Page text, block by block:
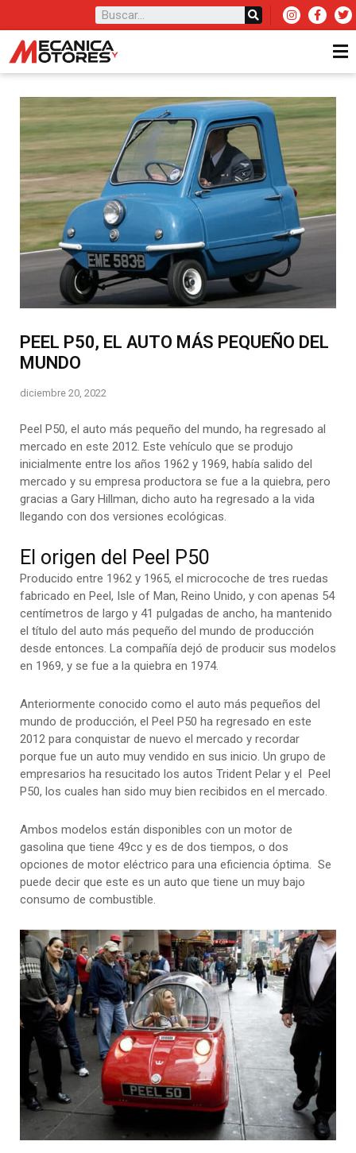
PEEL P50, EL AUTO MÁS PEQUEÑO DEL
MUNDO
diciembre 20, 2022
Peel P50, el auto más pequeño del mundo, ha regresado al
mercado en este 2012. Este vehículo que se produjo
inicialmente entre los años 1962 y 1969, había salido del
mercado y su empresa productora se fue a la quiebra, pero
gracias a Gary Hillman, dicho auto ha regresado a la vida
llegando con dos versiones ecológicas.
El origen del Peel P50
Producido entre 1962 y 1965, el microcoche de tres ruedas
fabricado en Peel, Isle of Man, Reino Unido, y con apenas 54
centímetros de largo y 41 pulgadas de ancho, ha mantenido
el título del auto más pequeño del mundo de producción
desde entonces. La compañía dejó de producir sus modelos
en 1969, y se fue a la quiebra en 1974.
Anteriormente conocido como el auto más pequeños del
mundo de producción, el Peel P50 ha regresado en este
2012 para conquistar de nuevo el mercado y recordar
porque fue un auto muy vendido en sus inicio. Un grupo de
empresarios ha resucitado los autos Trident Pelar y el Peel
P50, los cuales han sido muy bien recibidos en el mercado.
Ambos modelos están disponibles con un motor de
gasolina que tiene 49cc y es de dos tiempos, o dos
opciones de motor eléctrico para una eficiencia óptima. Se
puede decir que este es un auto que tiene un muy bajo
consumo de combustible.